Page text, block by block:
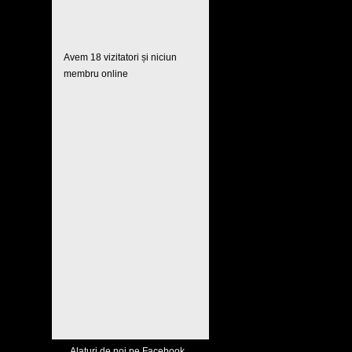
Avem 18 vizitatori și niciun
membru online